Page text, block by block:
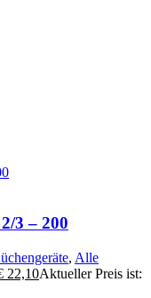
3 – 200
, Alle
22,10Aktueller Preis ist: